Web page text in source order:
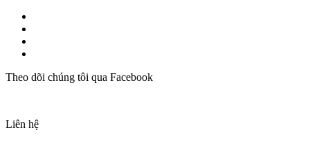
Theo dõi chúng tôi qua Facebook
Liên hệ